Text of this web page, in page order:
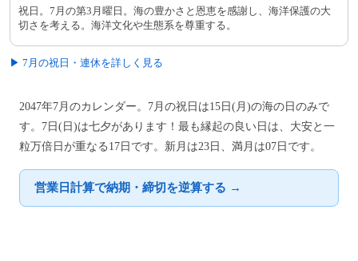
祝日。7月の第3月曜日。海の豊かさと恩恵を感謝し、海洋保護の大
切さを考える。海洋文化や生態系を尊重する。
▶ 7月の祝日・連休を詳しく見る
2047年7月のカレンダー。7月の祝日は15日(月)の海の日のみで
す。7日(日)は七夕があります！最も縁起の良い日は、大安と一
粒万倍日が重なる17日です。新月は23日、満月は07日です。
営業日計算で納期・締切を逆算する →